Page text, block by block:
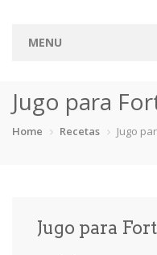
MENU
Categorias
Chiles
Jugo para
Home Recetas Jugo
Jugo para